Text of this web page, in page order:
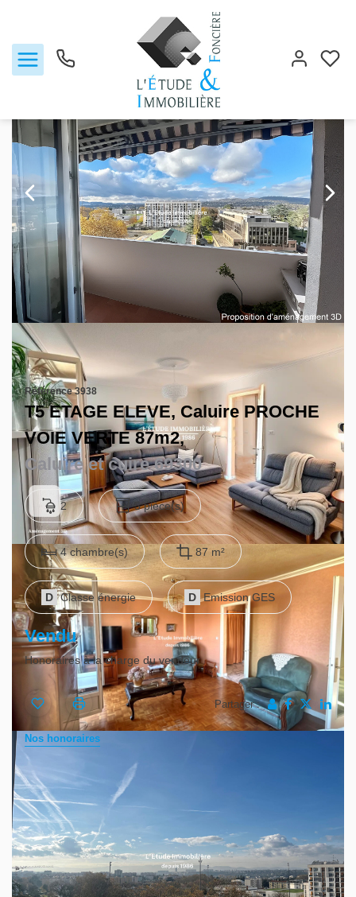
Notre agence
Ventes
Biens vendus
Locations
Estimation
Gestion locative
Vente appartement 87.08 m², Caluire et cuire 69300Rhône
Accueil Ref. : 3938
Référence 3938
T5 ETAGE ELEVE, Caluire PROCHE
VOIE VERTE 87m2,
Caluire et cuire 69300
2 5 pièce(s)
4 chambre(s) 87 m²
D Classe énergie D Emission GES
Vendu
Honoraires à la charge du vendeur
Partager :
Nos honoraires
Appartement T5 de 87m2 situé à Caluire et proximité
immédiate de la voie verte.
Découvrez ce T5 en étage élevé sans vis-à-vis, offrant un
cadre de vie idéal pour une famille.